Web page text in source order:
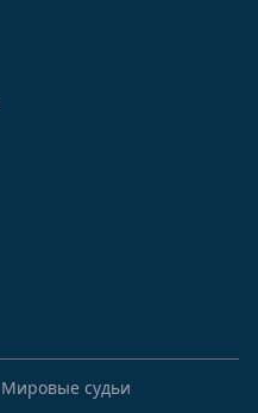
Мировые судьи